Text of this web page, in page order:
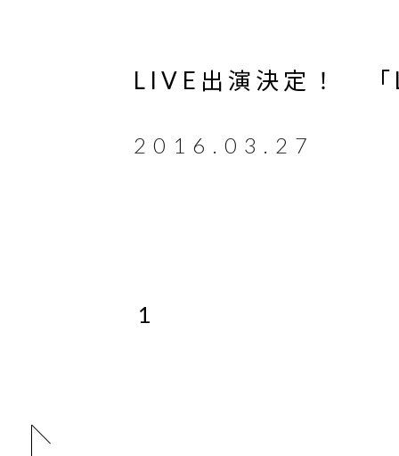
LIVE出演決定！
2016.03.27
1